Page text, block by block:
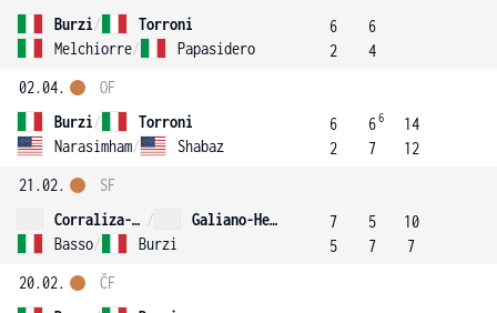
Burzi/
Torroni
Melchiorre/ Papasidero
6
2
6
4
02.04.
Burzi/
Torroni
Narasimham/ Shabaz
OF
6
2
66
7
14
12
21.02.
Corraliza-Moreno /
Galiano-Hernandez
Basso/ Burzi
SF
7
5
5
7
10
7
20.02.
ČF